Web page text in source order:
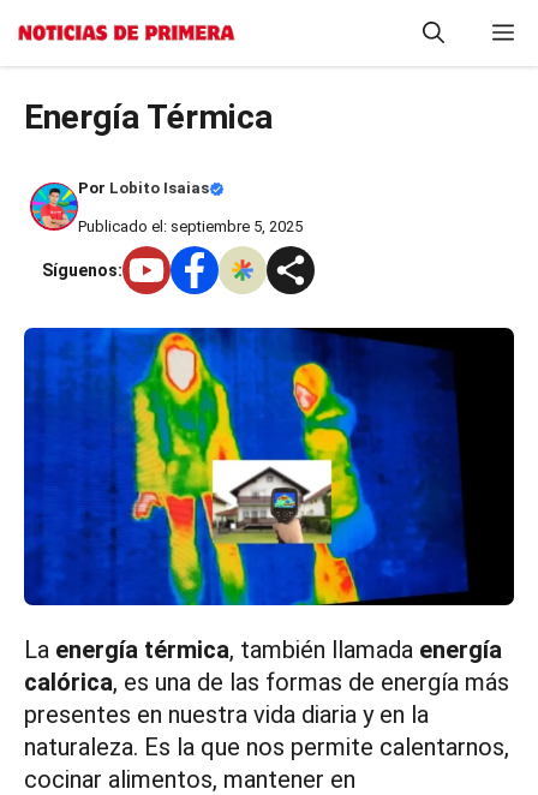
Saltar
Energía Térmica
Por Lobito Isaias
Publicado el: septiembre 5, 2025
Síguenos:
La energía térmica, también llamada energía
calórica, es una de las formas de energía más
presentes en nuestra vida diaria y en la
naturaleza. Es la que nos permite calentarnos,
cocinar alimentos, mantener en